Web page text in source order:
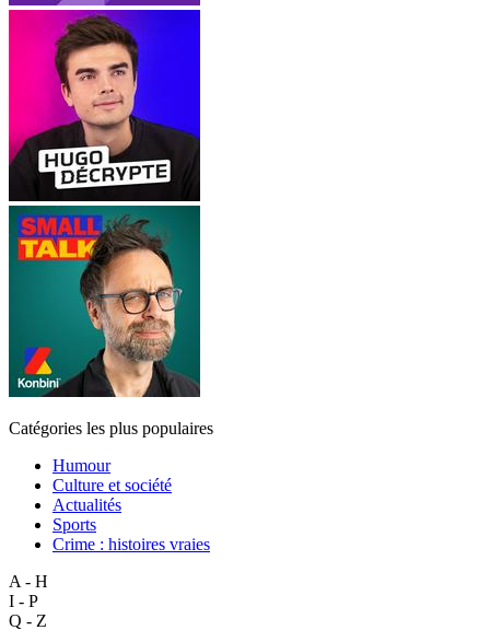
Catégories les plus populaires
Humour
Culture et société
Actualités
Sports
Crime : histoires vraies
A - H
I - P
Q - Z